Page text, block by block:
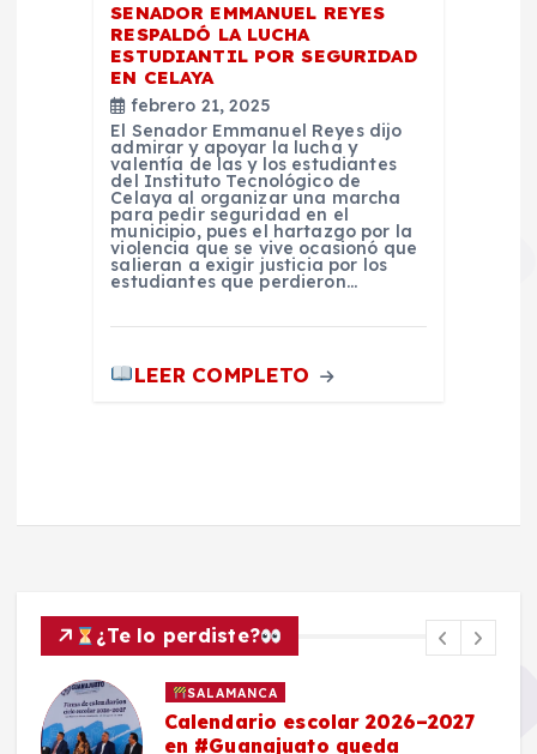
SENADOR EMMANUEL REYES
RESPALDÓ LA LUCHA
ESTUDIANTIL POR SEGURIDAD
EN CELAYA
febrero 21, 2025
El Senador Emmanuel Reyes dijo
admirar y apoyar la lucha y
valentía de las y los estudiantes
del Instituto Tecnológico de
Celaya al organizar una marcha
para pedir seguridad en el
municipio, pues el hartazgo por la
violencia que se vive ocasionó que
salieran a exigir justicia por los
estudiantes que perdieron…
LEER COMPLETO
¿Te lo perdiste?
SALAMANCA
Calendario escolar 2026–2027
en #Guanajuato queda